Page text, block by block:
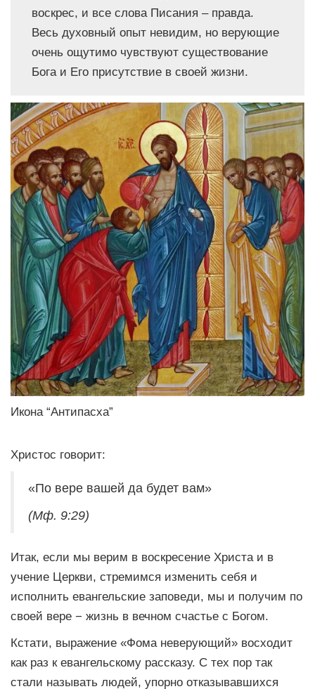
воскрес, и все слова Писания – правда.
Весь духовный опыт невидим, но верующие
очень ощутимо чувствуют существование
Бога и Его присутствие в своей жизни.
Икона “Антипасха”
Христос говорит:
«По вере вашей да будет вам»
(Мф. 9:29)
Итак, если мы верим в воскресение Христа и в
учение Церкви, стремимся изменить себя и
исполнить евангельские заповеди, мы и получим по
своей вере − жизнь в вечном счастье с Богом.
Кстати, выражение «Фома неверующий» восходит
как раз к евангельскому рассказу. С тех пор так
стали называть людей, упорно отказывавшихся